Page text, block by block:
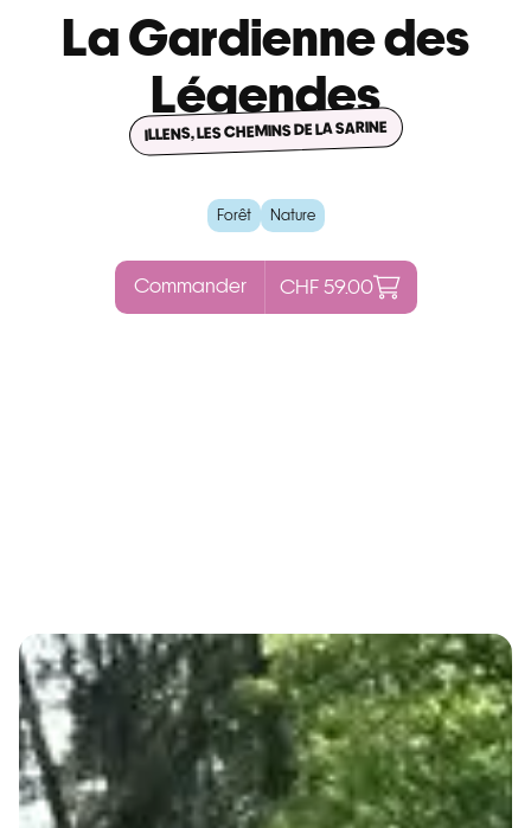
La Gardienne des
Légendes
ILLENS, LES CHEMINS DE LA SARINE
Forêt Nature
Commander CHF 59.00